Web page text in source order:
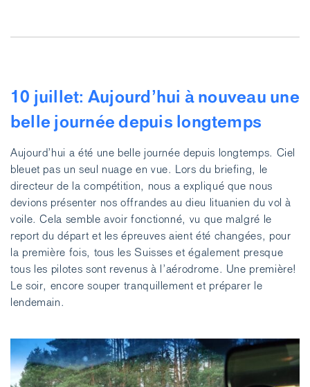
10 juillet: Aujourd’hui à nouveau une
belle journée depuis longtemps
Aujourd’hui a été une belle journée depuis longtemps. Ciel
bleuet pas un seul nuage en vue. Lors du briefing, le
directeur de la compétition, nous a expliqué que nous
devions présenter nos offrandes au dieu lituanien du vol à
voile. Cela semble avoir fonctionné, vu que malgré le
report du départ et les épreuves aient été changées, pour
la première fois, tous les Suisses et également presque
tous les pilotes sont revenus à l’aérodrome. Une première!
Le soir, encore souper tranquillement et préparer le
lendemain.